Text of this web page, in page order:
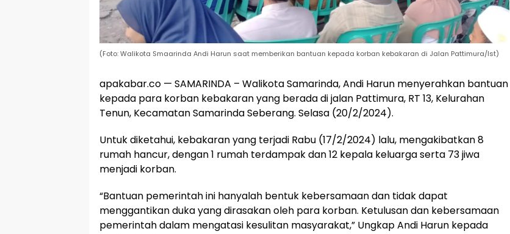
(Foto: Walikota Smaarinda Andi Harun saat memberikan bantuan kepada korban kebakaran di Jalan Pattimura/Ist)
apakabar.co — SAMARINDA – Walikota Samarinda, Andi Harun menyerahkan bantuan
kepada para korban kebakaran yang berada di jalan Pattimura, RT 13, Kelurahan
Tenun, Kecamatan Samarinda Seberang. Selasa (20/2/2024).
Untuk diketahui, kebakaran yang terjadi Rabu (17/2/2024) lalu, mengakibatkan 8
rumah hancur, dengan 1 rumah terdampak dan 12 kepala keluarga serta 73 jiwa
menjadi korban.
“Bantuan pemerintah ini hanyalah bentuk kebersamaan dan tidak dapat
menggantikan duka yang dirasakan oleh para korban. Ketulusan dan kebersamaan
pemerintah dalam mengatasi kesulitan masyarakat,” Ungkap Andi Harun kepada